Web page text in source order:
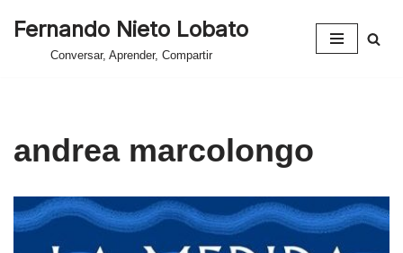
Fernando Nieto Lobato
Conversar, Aprender, Compartir
andrea marcolongo